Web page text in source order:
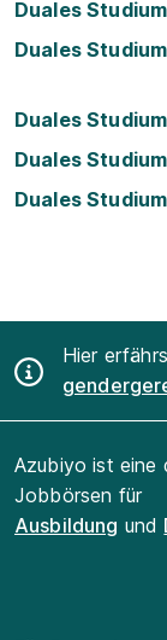
Duales
Duales
Duales
Duales
Duales
Hier
Azubiyo ist eine
Jobbörsen für
Ausbildung und